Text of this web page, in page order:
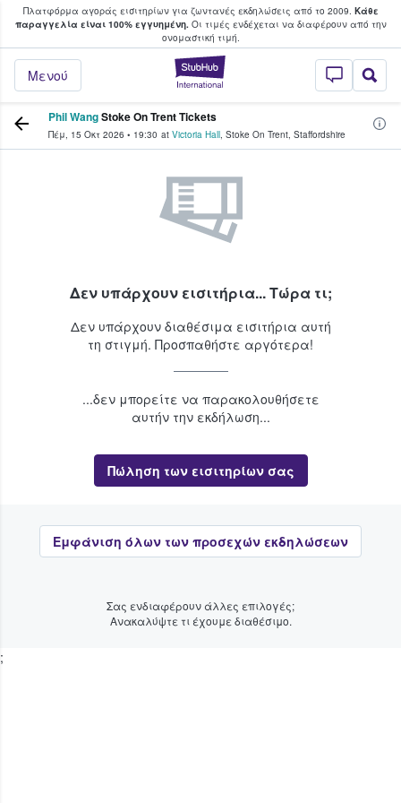
Πλατφόρμα αγοράς εισιτηρίων για ζωντανές εκδηλώσεις από το 2009. Κάθε
παραγγελία είναι 100% εγγυημένη.Οι τιμές ενδέχεται να διαφέρουν από την
oνομαστική τιμή.
StubHub - Όπου
Μενού
φαν αγοράζουν και πουλούν
Phil WangStoke On Trent Tickets
Πέμ, 15 Οκτ 2026 • 19:30 at Victoria Hall, Stoke On Trent, Staffordshire
Δεν υπάρχουν εισιτήρια... Τώρα τι;
Δεν υπάρχουν διαθέσιμα εισιτήρια αυτή
τη στιγμή. Προσπαθήστε αργότερα!
...δεν μπορείτε να παρακολουθήσετε
αυτήν την εκδήλωση...
Πώληση των εισιτηρίων σας
Εμφάνιση όλων των προσεχών εκδηλώσεων
Σας ενδιαφέρουν άλλες επιλογές;
Ανακαλύψτε τι έχουμε διαθέσιμο.
;